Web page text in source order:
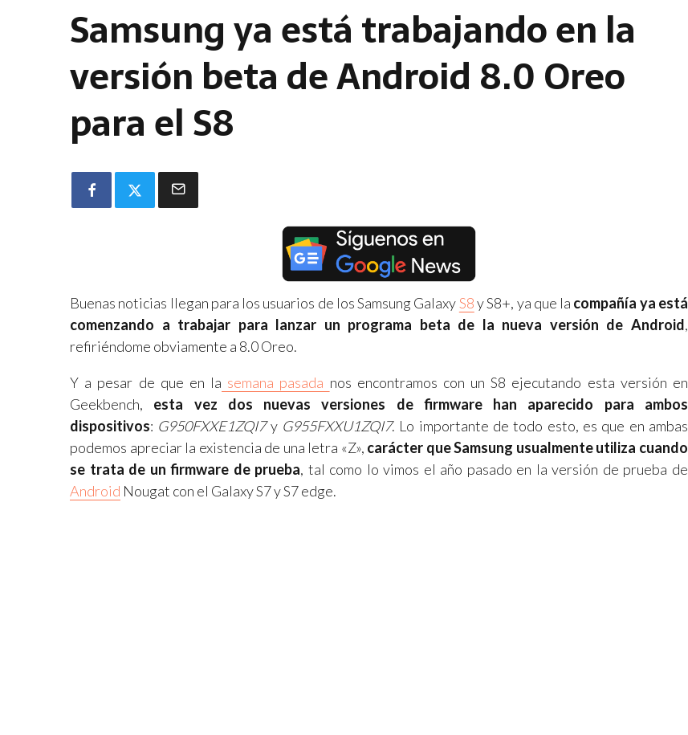
Samsung ya está trabajando en la
versión beta de Android 8.0 Oreo
para el S8
Buenas noticias llegan para los usuarios de los Samsung GalaxyS8y S8+, ya que la compañía ya está
comenzando a trabajar para lanzar un programa beta de la nueva versión de Android,
refiriéndome obviamente a 8.0 Oreo.
Y a pesar de que en la semana pasada nos encontramos con un S8 ejecutando esta versión en
Geekbench, esta vez dos nuevas versiones de firmware han aparecido para ambos
dispositivos: G950FXXE1ZQI7y G955FXXU1ZQI7. Lo importante de todo esto, es que en ambas
podemos apreciar la existencia de una letra «Z», carácter que Samsung usualmente utiliza cuando
se trata de un firmware de prueba, tal como lo vimos el año pasado en la versión de prueba de
Android Nougat con el Galaxy S7 y S7 edge.